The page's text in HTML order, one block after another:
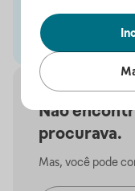
Não
procurava.
Mas, você pode